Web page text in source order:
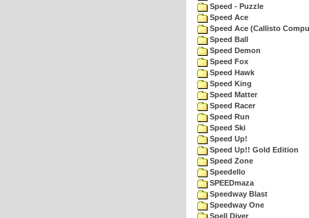
Speed - Puzzle
Speed Ace
Speed Ace (Callisto
Speed Ball
Speed Demon
Speed Fox
Speed Hawk
Speed King
Speed Matter
Speed Racer
Speed Run
Speed Ski
Speed Up!
Speed Up!! Gold Edition
Speed Zone
Speedello
SPEEDmaza
Speedway Blast
Speedway One
Spell Diver